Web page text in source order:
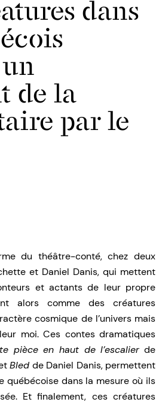
dans
de la
par le
du théâtre-conté, chez deux
et Daniel Danis, qui mettent
et actants de leur propre
alors comme des créatures
cosmique de l’univers mais
moi. Ces contes dramatiques
pièce en haut de l’escalier de
Bled de Daniel Danis, permettent
dans la mesure où ils
Et finalement, ces créatures